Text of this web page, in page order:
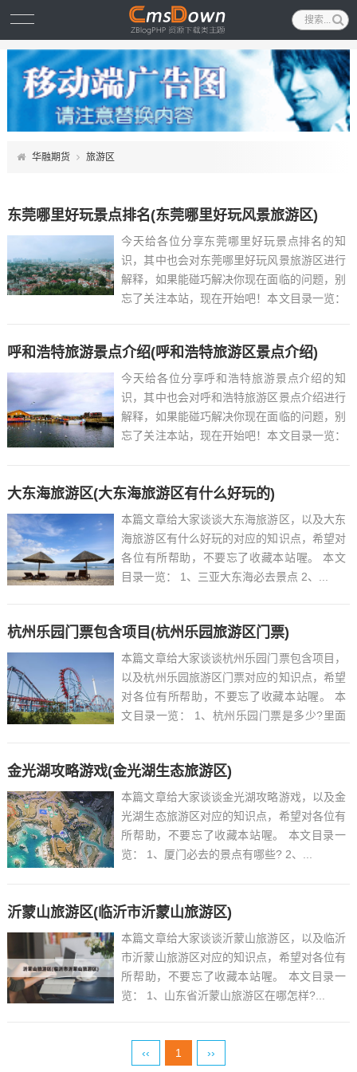
华融期货 旅游区
东莞哪里好玩景点排名(东莞哪里好玩风景旅游区)
今天给各位分享东莞哪里好玩景点排名的知
识，其中也会对东莞哪里好玩风景旅游区进行
解释，如果能碰巧解决你现在面临的问题，别
忘了关注本站，现在开始吧！本文目录一览：
呼和浩特旅游景点介绍(呼和浩特旅游区景点介绍)
今天给各位分享呼和浩特旅游景点介绍的知
识，其中也会对呼和浩特旅游区景点介绍进行
解释，如果能碰巧解决你现在面临的问题，别
忘了关注本站，现在开始吧！本文目录一览：
大东海旅游区(大东海旅游区有什么好玩的)
本篇文章给大家谈谈大东海旅游区，以及大东
海旅游区有什么好玩的对应的知识点，希望对
各位有所帮助，不要忘了收藏本站喔。 本文
目录一览： 1、三亚大东海必去景点 2、...
杭州乐园门票包含项目(杭州乐园旅游区门票)
本篇文章给大家谈谈杭州乐园门票包含项目，
以及杭州乐园旅游区门票对应的知识点，希望
对各位有所帮助，不要忘了收藏本站喔。 本
文目录一览： 1、杭州乐园门票是多少?里面
金光湖攻略游戏(金光湖生态旅游区)
本篇文章给大家谈谈金光湖攻略游戏，以及金
光湖生态旅游区对应的知识点，希望对各位有
所帮助，不要忘了收藏本站喔。 本文目录一
览： 1、厦门必去的景点有哪些? 2、...
沂蒙山旅游区(临沂市沂蒙山旅游区)
本篇文章给大家谈谈沂蒙山旅游区，以及临沂
市沂蒙山旅游区对应的知识点，希望对各位有
所帮助，不要忘了收藏本站喔。 本文目录一
览： 1、山东省沂蒙山旅游区在哪怎样?...
‹‹ 1 ››